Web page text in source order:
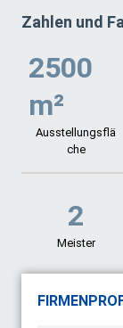
Zahlen und
2500
m²
Ausstellungsflä
che
2
Meister